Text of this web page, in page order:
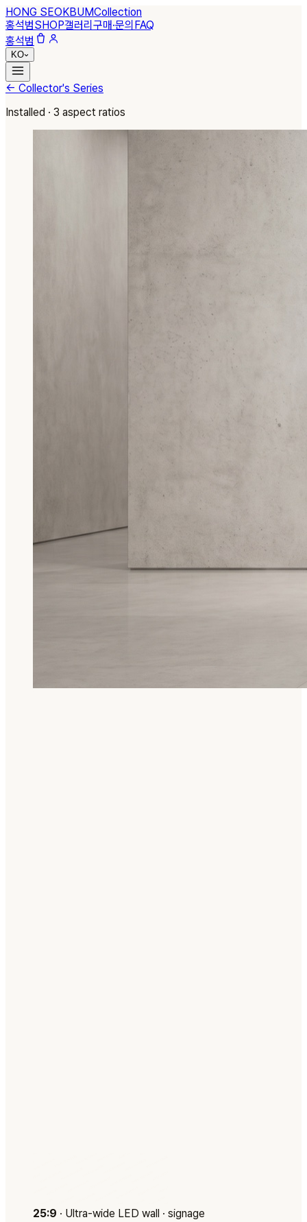
HONG SEOKBUMCollection
홍석범SHOP갤러리 구매·문의 FAQ
홍석범
KO
← Collector's Series
Installed · 3 aspect ratios
25:9 · Ultra-wide LED wall · signage